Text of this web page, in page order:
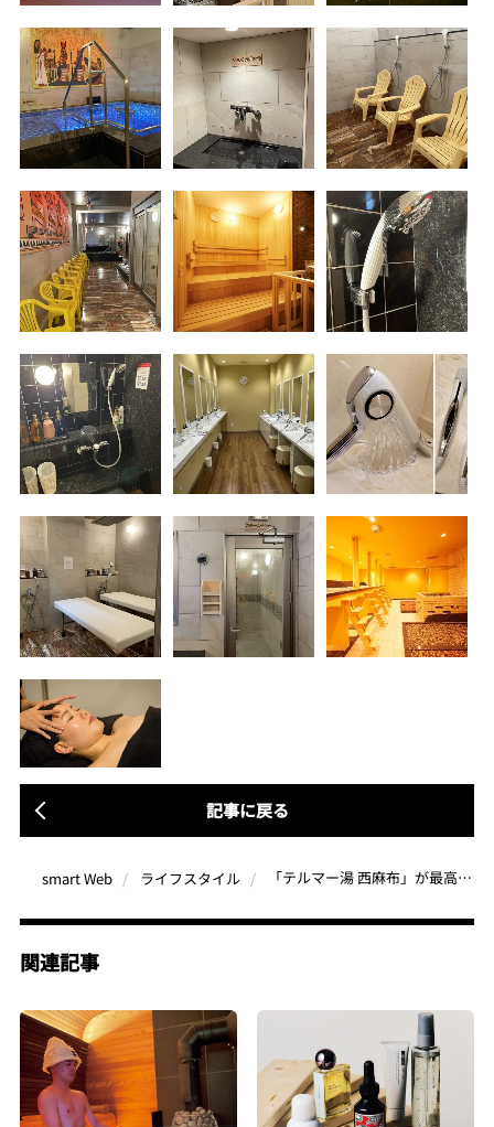
記事に戻る
smart Web ライフスタイル 「テルマー湯 西麻布」が最高だった！人気美容ブランド「ReFa」製品も完備の“都内最大級”温浴施設を徹底レポ
関連記事